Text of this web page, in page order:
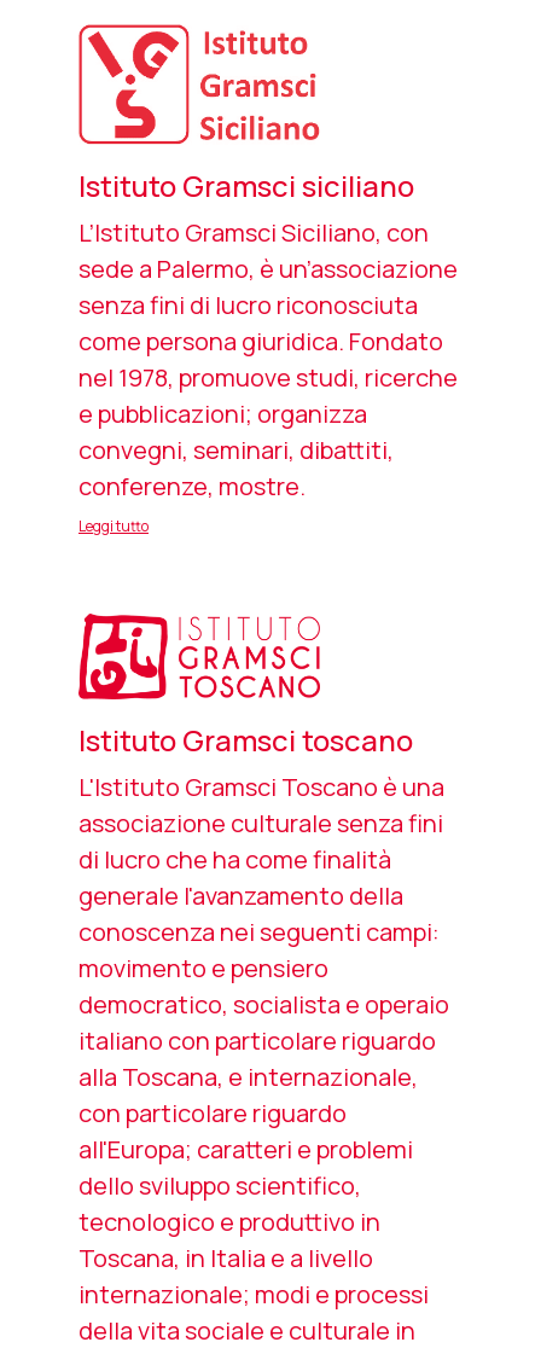
Istituto Gramsci siciliano
L’Istituto Gramsci Siciliano, con
sede a Palermo, è un’associazione
senza fini di lucro riconosciuta
come persona giuridica. Fondato
nel 1978, promuove studi, ricerche
e pubblicazioni; organizza
convegni, seminari, dibattiti,
conferenze, mostre.
Leggi tutto
Istituto Gramsci toscano
L'Istituto Gramsci Toscano è una
associazione culturale senza fini
di lucro che ha come finalità
generale l'avanzamento della
conoscenza nei seguenti campi:
movimento e pensiero
democratico, socialista e operaio
italiano con particolare riguardo
alla Toscana, e internazionale,
con particolare riguardo
all'Europa; caratteri e problemi
dello sviluppo scientifico,
tecnologico e produttivo in
Toscana, in Italia e a livello
internazionale; modi e processi
della vita sociale e culturale in